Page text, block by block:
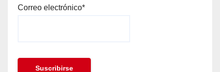
Correo electrónico*